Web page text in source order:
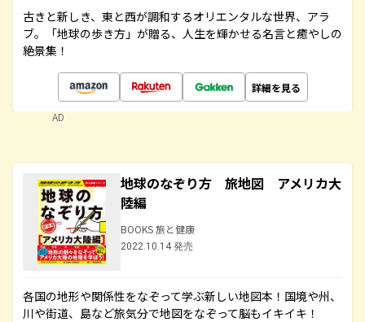
古きと新しき、東と西が調和するオリエンタルな世界、アラ
ブ。「地球の歩き方」が贈る、人生を輝かせる名言と癒やしの
絶景集！
詳細を見る
AD
地球のなぞり方 旅地図 アメリカ大
陸編
BOOKS 旅と健康
2022.10.14 発売
各国の地形や関係性をなぞって学ぶ新しい地図本！国境や州、
川や街道、島など旅気分で地図をなぞって脳もイキイキ！